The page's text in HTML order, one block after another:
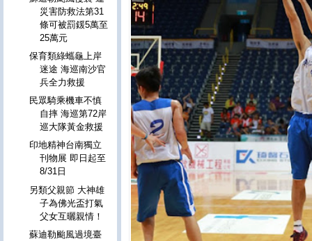
災害防救法第31
條可被罰鍰5萬至
25萬元
保育類綠蠵龜上岸
迷途 海巡南沙官
兵全力救援
民眾騎乘機車不慎
自摔 海巡第72岸
巡大隊黃金救援
印地精神台南獨立
刊物展 即日起至
8/31日
另類父親節 大神雄
子為佛光盃打氣
父女互曬親情！
蘇迪勒颱風過境臺